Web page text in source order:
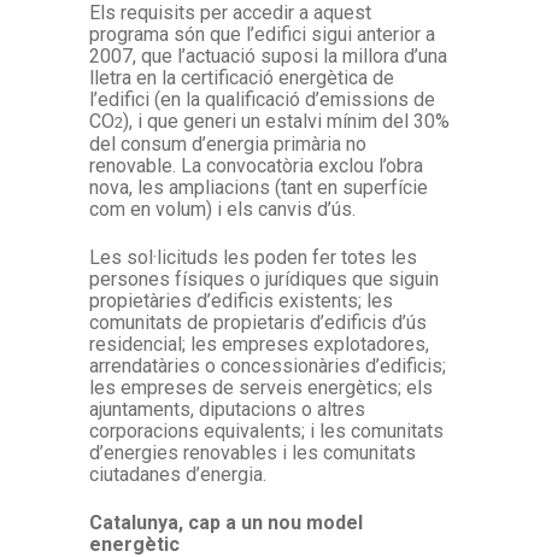
Els requisits per accedir a aquest
programa són que l’edifici sigui anterior a
2007, que l’actuació suposi la millora d’una
lletra en la certificació energètica de
l’edifici (en la qualificació d’emissions de
CO2), i que generi un estalvi mínim del 30%
del consum d’energia primària no
renovable. La convocatòria exclou l’obra
nova, les ampliacions (tant en superfície
com en volum) i els canvis d’ús.
Les sol·licituds les poden fer totes les
persones físiques o jurídiques que siguin
propietàries d’edificis existents; les
comunitats de propietaris d’edificis d’ús
residencial; les empreses explotadores,
arrendatàries o concessionàries d’edificis;
les empreses de serveis energètics; els
ajuntaments, diputacions o altres
corporacions equivalents; i les comunitats
d’energies renovables i les comunitats
ciutadanes d’energia.
Catalunya, cap a un nou model
energètic